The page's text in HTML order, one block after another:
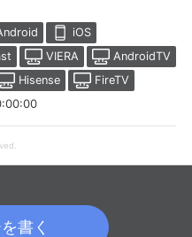
iOS
VIERA
AndroidTV
Hisense
FireTV
書く